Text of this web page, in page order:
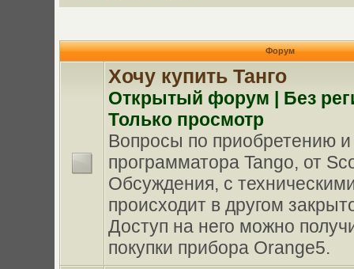
Форум
Хочу купить Танго
Oткрытый форум | Без
Только просмотр
Вопросы по приобретению
программатора Tango, от
Обсуждения, с
происходит в другом
Доступ на него можно
покупки прибора Orange5.